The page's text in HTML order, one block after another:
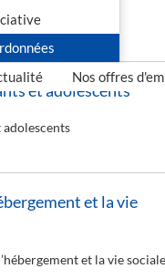
Nos offres
:
et adolescents
adolescents
et la vie
et la vie sociale